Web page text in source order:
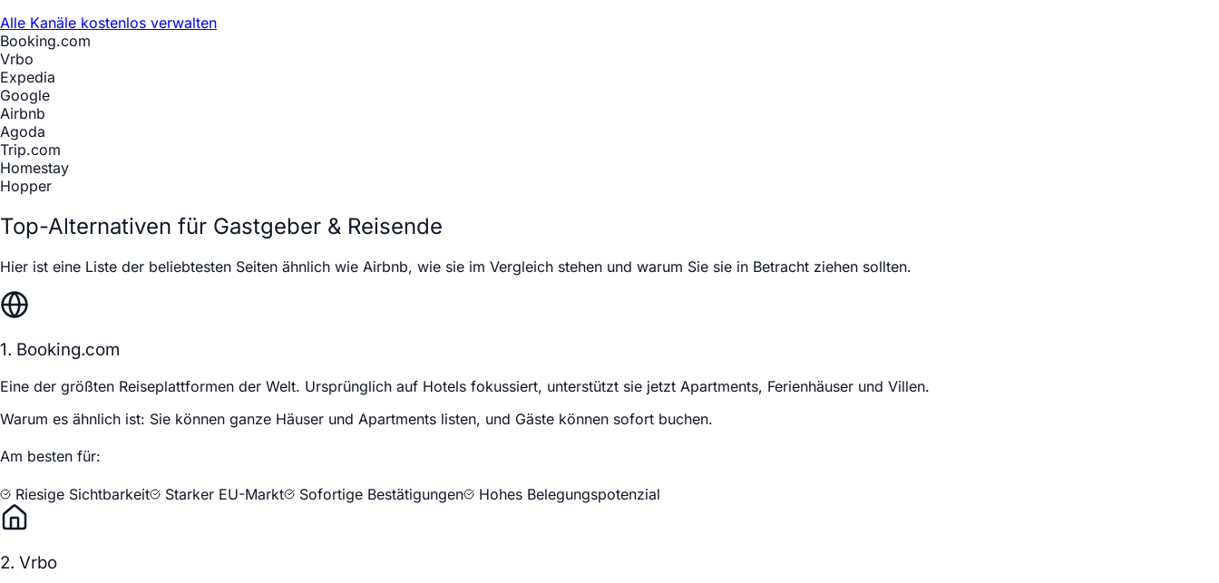
Alle Kanäle kostenlos verwalten
Booking.com
Vrbo
Expedia
Google
Airbnb
Agoda
Trip.com
Homestay
Hopper
Top-Alternativen für Gastgeber & Reisende
Hier ist eine Liste der beliebtesten Seiten ähnlich wie Airbnb, wie sie im Vergleich stehen und warum Sie sie in Betracht ziehen sollten.
1. Booking.com
Eine der größten Reiseplattformen der Welt. Ursprünglich auf Hotels fokussiert, unterstützt sie jetzt Apartments, Ferienhäuser und Villen.
Warum es ähnlich ist: Sie können ganze Häuser und Apartments listen, und Gäste können sofort buchen.
Am besten für:
Riesige Sichtbarkeit Starker EU-Markt Sofortige Bestätigungen Hohes Belegungspotenzial
2. Vrbo